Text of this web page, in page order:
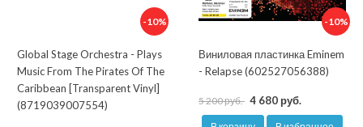
-10%
Global Stage Orchestra - Plays
Music From The Pirates Of The
Caribbean [Transparent Vinyl]
(8719039007554)
-10%
Виниловая пластинка Eminem
- Relapse (602527056388)
5 200 руб. 4 680 руб.